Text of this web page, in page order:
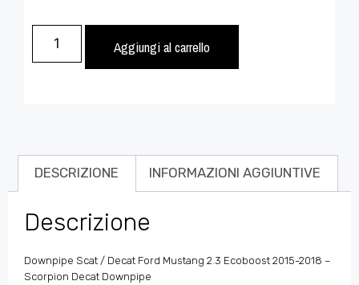
Aggiungi al carrello
DESCRIZIONE INFORMAZIONI AGGIUNTIVE
Descrizione
Downpipe Scat / Decat Ford Mustang 2.3 Ecoboost 2015-2018 –
Scorpion Decat Downpipe